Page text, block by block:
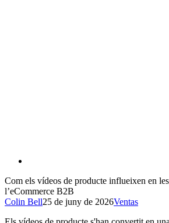
Com els vídeos de producte influeixen en
l’eCommerce B2B
Colin Bell25 de juny de 2026Ventas